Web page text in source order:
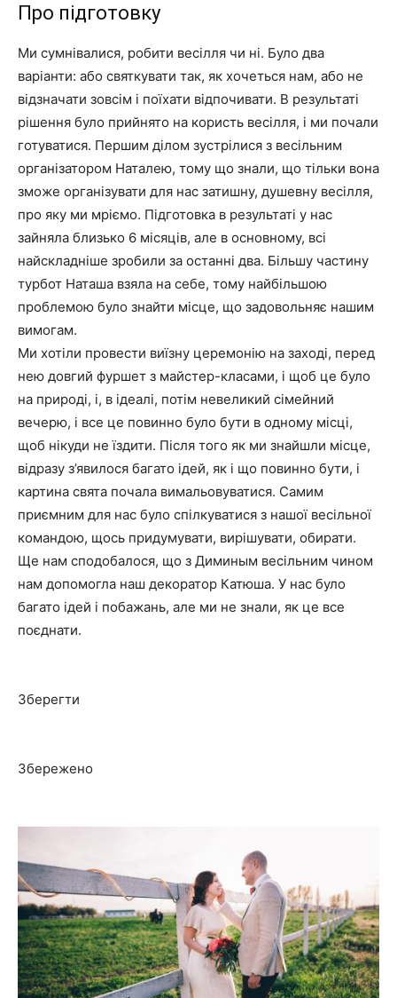
Про підготовку
Ми сумнівалися, робити весілля чи ні. Було два
варіанти: або святкувати так, як хочеться нам, або не
відзначати зовсім і поїхати відпочивати. В результаті
рішення було прийнято на користь весілля, і ми почали
готуватися. Першим ділом зустрілися з весільним
організатором Наталею, тому що знали, що тільки вона
зможе організувати для нас затишну, душевну весілля,
про яку ми мріємо. Підготовка в результаті у нас
зайняла близько 6 місяців, але в основному, всі
найскладніше зробили за останні два. Більшу частину
турбот Наташа взяла на себе, тому найбільшою
проблемою було знайти місце, що задовольняє нашим
вимогам.
Ми хотіли провести виїзну церемонію на заході, перед
нею довгий фуршет з майстер-класами, і щоб це було
на природі, і, в ідеалі, потім невеликий сімейний
вечерю, і все це повинно було бути в одному місці,
щоб нікуди не їздити. Після того як ми знайшли місце,
відразу з’явилося багато ідей, як і що повинно бути, і
картина свята почала вимальовуватися. Самим
приємним для нас було спілкуватися з нашої весільної
командою, щось придумувати, вирішувати, обирати.
Ще нам сподобалося, що з Диминым весільним чином
нам допомогла наш декоратор Катюша. У нас було
багато ідей і побажань, але ми не знали, як це все
поєднати.
Зберегти
Збережено